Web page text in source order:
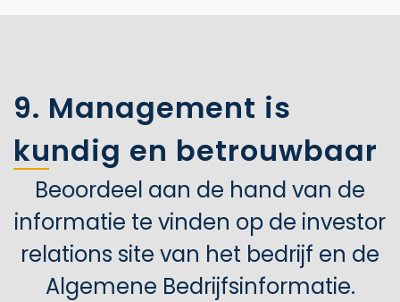
9. Management is
kundig en betrouwbaar
Beoordeel aan de hand van de
informatie te vinden op de investor
relations site van het bedrijf en de
Algemene Bedrijfsinformatie.